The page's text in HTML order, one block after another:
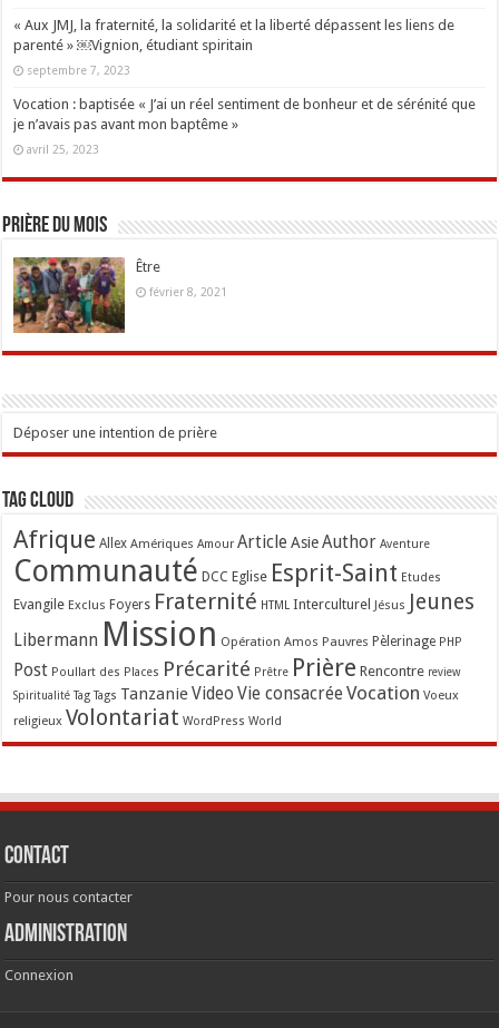
« Aux JMJ, la fraternité, la solidarité et la liberté dépassent les liens de
parenté » ￼Vignion, étudiant spiritain
septembre 7, 2023
Vocation : baptisée « J’ai un réel sentiment de bonheur et de sérénité que
je n’avais pas avant mon baptême »
avril 25, 2023
Prière du mois
Être
février 8, 2021
Déposer une intention de prière
Tag Cloud
Afrique Allex Amériques Amour Article Asie Author Aventure
Communauté DCC Eglise Esprit-Saint Etudes
Evangile Exclus Foyers Fraternité HTML Interculturel Jésus Jeunes
Libermann Mission Opération Amos Pauvres Pèlerinage PHP
Post Poullart des Places Précarité Prêtre Prière Rencontre review
Spiritualité Tag Tags TanzanieVideo Vie consacrée Vocation Voeux
religieux Volontariat WordPress World
Contact
Pour nous contacter
Administration
Connexion